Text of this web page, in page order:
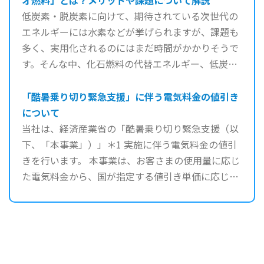
低炭素・脱炭素に向けて、期待されている次世代の
エネルギーには水素などが挙げられますが、課題も
多く、実用化されるのにはまだ時間がかかりそうで
す。そんな中、化石燃料の代替エネルギー、低炭素
「酷暑乗り切り緊急支援」に伴う電気料金の値引き
について
当社は、経済産業省の「酷暑乗り切り緊急支援（以
下、「本事業」）」＊1 実施に伴う電気料金の値引
きを行います。 本事業は、お客さまの使用量に応じ
た電気料金から、国が指定する値引き単価に応じた